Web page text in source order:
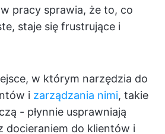
pracy sprawia, że to, co
staje się frustrujące i
w którym narzędzia do
i zarządzania nimi, takie
- płynnie usprawniają
docieraniem do klientów i